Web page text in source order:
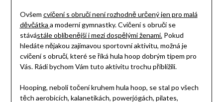
Ovšem cvičení s obručí není rozhodně určený jen pro malá
děvčátka a moderní gymnastky. Cvičení s obručí se
stávástále oblíbenější i mezi dospělými ženami.Pokud
hledáte nějakou zajímavou sportovní aktivitu, možná je
cvičení s obručí, které se říká hula hoop dobrým tipem pro
Vás. Rádi bychom Vám tuto aktivitu trochu přiblížili.
Hooping, neboli točení kruhem hula hoop, se stal po všech
těch aerobicích, kalanetikách, powerjógách, pilates,